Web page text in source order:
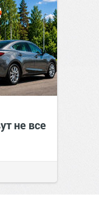
не все